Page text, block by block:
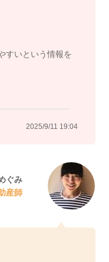
すいという情報を
2025/9/11 19:04
ぐみ
助産師